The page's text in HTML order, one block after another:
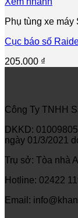
Phụ tùng xe máy
Cục báo số
205.000 ₫
Công Ty TNHH
DKKD:
ngày 01/3/2021
Trụ sở: Tòa nhà
Hotline: 02422
Email: